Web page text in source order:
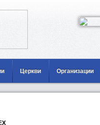
Церкви Организации